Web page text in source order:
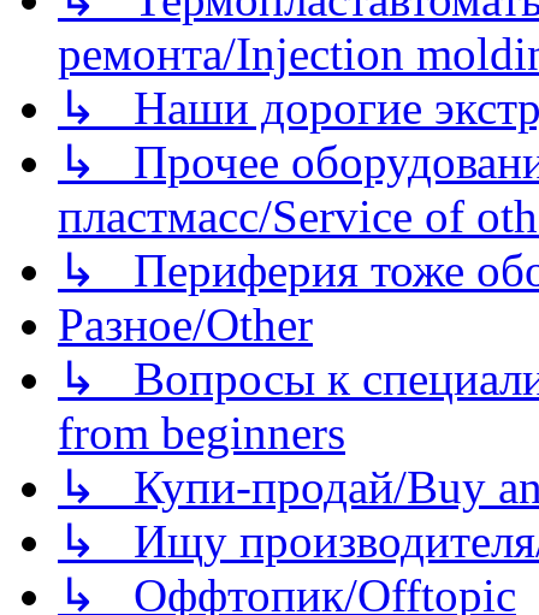
ремонта/Injection
↳ Наши дорогие
↳ Прочее
пластмасс/Service of
↳ Периферия тоже
Разное/Other
↳ Вопросы к
from beginners
↳ Купи-продай/Buy
↳ Ищу
↳ Оффтопик/Offtopic